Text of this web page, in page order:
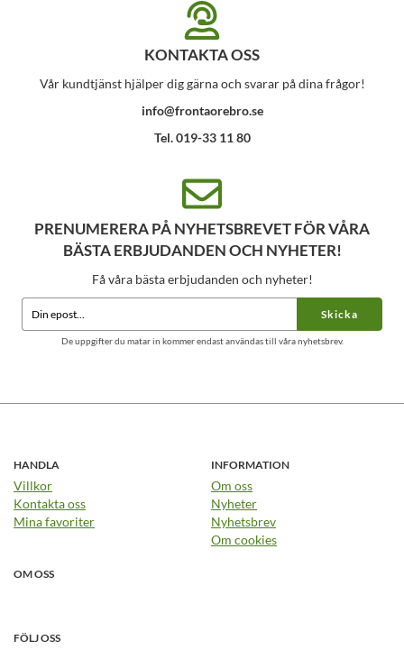
KONTAKTA OSS
Vår kundtjänst hjälper dig gärna och svarar på dina frågor!
info@frontaorebro.se
Tel. 019-33 11 80
PRENUMERERA PÅ NYHETSBREVET FÖR VÅRA
BÄSTA ERBJUDANDEN OCH NYHETER!
Få våra bästa erbjudanden och nyheter!
Skicka
De uppgifter du matar in kommer endast användas till våra nyhetsbrev.
HANDLA
Villkor
Kontakta oss
Mina favoriter
INFORMATION
Om oss
Nyheter
Nyhetsbrev
Om cookies
OM OSS
FÖLJ OSS